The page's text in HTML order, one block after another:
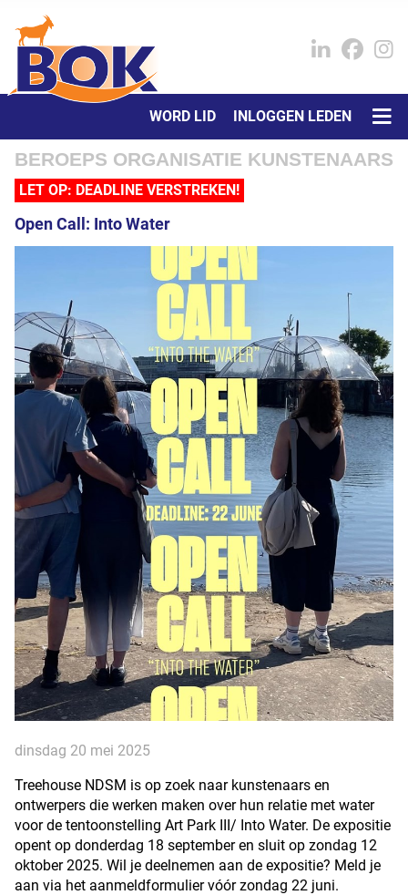
WORD LID INLOGGEN LEDEN
BEROEPS ORGANISATIE KUNSTENAARS
LET OP: DEADLINE VERSTREKEN!
Open Call: Into Water
dinsdag 20 mei 2025
Treehouse NDSM is op zoek naar kunstenaars en
ontwerpers die werken maken over hun relatie met water
voor de tentoonstelling Art Park III/ Into Water. De expositie
opent op donderdag 18 september en sluit op zondag 12
oktober 2025. Wil je deelnemen aan de expositie? Meld je
aan via het aanmeldformulier vóór zondag 22 juni.